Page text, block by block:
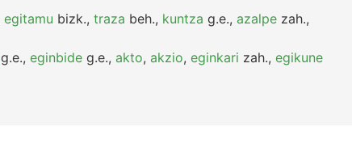
egitamu bizk., traza beh., kuntza g.e., azalpe zah.,
g.e., eginbide g.e., akto, akzio, eginkari zah., egikune